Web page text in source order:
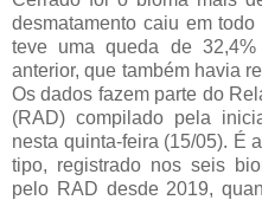
desmatamento caiu em
teve uma queda de
anterior, que também havia
Os dados fazem parte do
(RAD) compilado pela
nesta quinta-feira (15/05). É
tipo, registrado nos seis
pelo RAD desde 2019,